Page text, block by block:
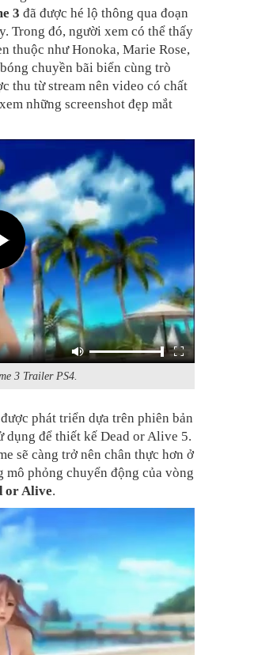
3 đã được hé lộ thông qua đoạn
Trong đó, người xem có thể thấy
thuộc như Honoka, Marie Rose,
chuyền bãi biển cùng trò
thu từ stream nên video có chất
những screenshot đẹp mắt
3 Trailer PS4.
phát triển dựa trên phiên bản
dụng để thiết kế Dead or Alive 5.
sẽ càng trở nên chân thực hơn ở
mô phỏng chuyển động của vòng
or Alive.